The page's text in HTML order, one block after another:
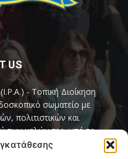
US
- Τοπική Διοίκηση
σωματείο με
πολιτιστικών και
των μελών της, υπό το
(Υπηρετώ δια της